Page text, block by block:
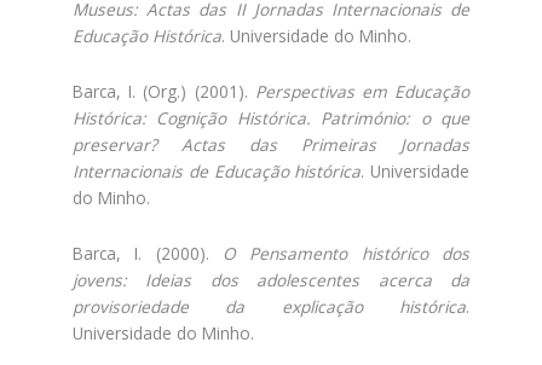
Museus: Actas das II Jornadas Internacionais de
Educação Histórica. Universidade do Minho.
Barca, I. (Org.) (2001). Perspectivas em Educação
Histórica: Cognição Histórica. Património: o que
preservar?
Actas das Primeiras Jornadas
Internacionais de Educação histórica. Universidade
do Minho.
Barca, I. (2000).
O Pensamento histórico dos
jovens: Ideias dos adolescentes acerca da
provisoriedade da explicação histórica.
Universidade do Minho.